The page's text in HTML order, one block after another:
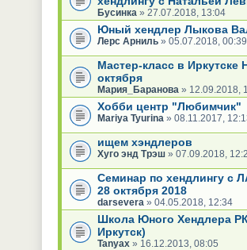
Бусинка » 27.07.2018, 13:04
Юный хендлер Лыкова
Лерс Арниль» 05.07.2018, 00:39
Мастер-класс в
октября
Мария_Баранова » 12.09.2018,
Хобби центр "Любимчик"
Mariya Tyurina » 08.11.2017,
ищем хэндлеров
Хуго энд Трэш» 07.09.2018,
Семинар по хендлингу
28 октября 2018
darsevera » 04.05.2018, 12:34
Школа Юного Хендлера
Иркутск)
Tanyax» 16.12.2013, 08:05